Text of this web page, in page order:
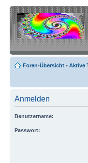
Foren-Übersicht • Aktive
Anmelden
Benutzername:
Passwort: